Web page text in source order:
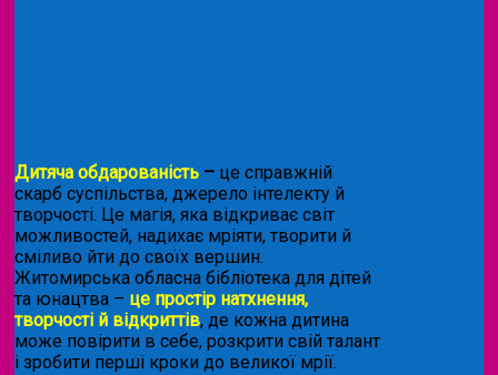
Дитяча обдарованість – це справжній
скарб суспільства, джерело інтелекту й
творчості. Це магія, яка відкриває світ
можливостей, надихає мріяти, творити й
сміливо йти до своїх вершин.
Житомирська обласна бібліотека для дітей
та юнацтва – це простір натхнення,
творчості й відкриттів, де кожна дитина
може повірити в себе, розкрити свій талант
і зробити перші кроки до великої мрії.